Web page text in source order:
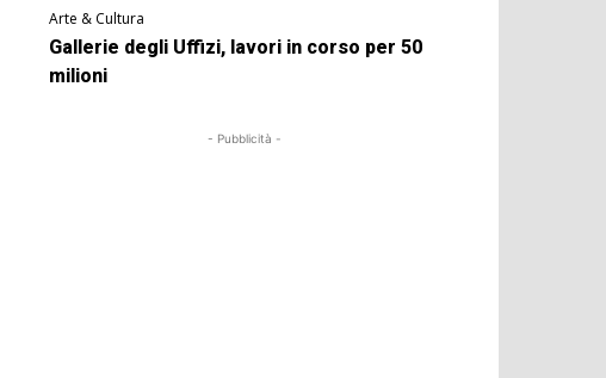
Arte & Cultura
Gallerie degli Uffizi, lavori in corso per 50
milioni
- Pubblicità -